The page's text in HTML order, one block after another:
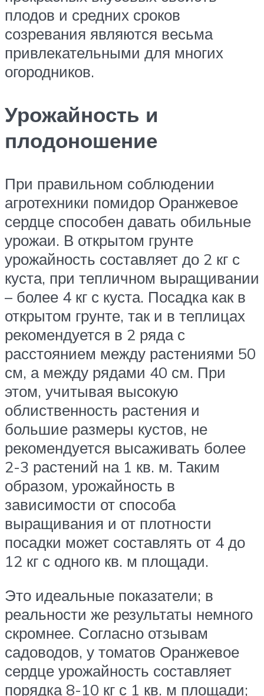
плодов и средних сроков
созревания являются весьма
привлекательными для многих
огородников.
Урожайность и
плодоношение
При правильном соблюдении
агротехники помидор Оранжевое
сердце способен давать обильные
урожаи. В открытом грунте
урожайность составляет до 2 кг с
куста, при тепличном выращивании
– более 4 кг с куста. Посадка как в
открытом грунте, так и в теплицах
рекомендуется в 2 ряда с
расстоянием между растениями 50
см, а между рядами 40 см. При
этом, учитывая высокую
облиственность растения и
большие размеры кустов, не
рекомендуется высаживать более
2-3 растений на 1 кв. м. Таким
образом, урожайность в
зависимости от способа
выращивания и от плотности
посадки может составлять от 4 до
12 кг с одного кв. м площади.
Это идеальные показатели; в
реальности же результаты немного
скромнее. Согласно отзывам
садоводов, у томатов Оранжевое
сердце урожайность составляет
порядка 8-10 кг с 1 кв. м площади;